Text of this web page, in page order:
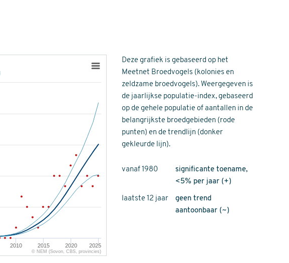
2010 2015 2020 2025
© NEM (Sovon, CBS, provincies)
Deze grafiek is gebaseerd op het
Meetnet Broedvogels (kolonies en
zeldzame broedvogels). Weergegeven is
de jaarlijkse populatie-index, gebaseerd
op de gehele populatie of aantallen in de
belangrijkste broedgebieden (rode
punten) en de trendlijn (donker
gekleurde lijn).
vanaf 1980
significante toename,
<5% per jaar (+)
laatste 12 jaar
geen trend
aantoonbaar (~)